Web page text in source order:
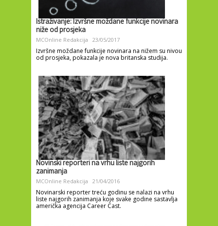
Istraživanje: Izvršne moždane funkcije novinara
niže od prosjeka
MCOnline Redakcija 23/05/2017
Izvršne moždane funkcije novinara na nižem su nivou
od prosjeka, pokazala je nova britanska studija.
Novinski reporteri na vrhu liste najgorih
zanimanja
MCOnline Redakcija 21/04/2016
Novinarski reporter treću godinu se nalazi na vrhu
liste najgorih zanimanja koje svake godine sastavlja
američka agencija Career Cast.